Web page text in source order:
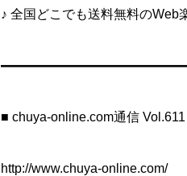
♪ 全国どこでも送料無料のWeb
■ chuya-online.com通信
http://www.chuya-online.com/